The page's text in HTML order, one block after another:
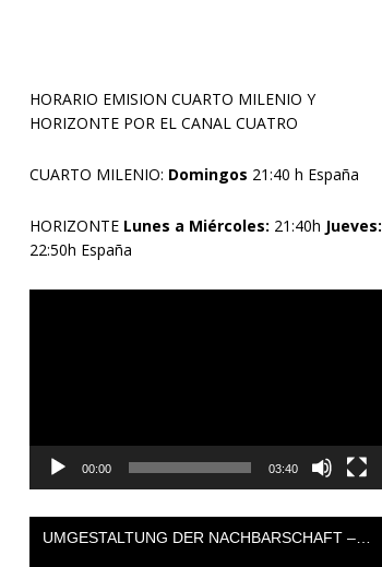
HORARIO EMISION CUARTO MILENIO Y
HORIZONTE POR EL CANAL CUATRO
CUARTO MILENIO: Domingos 21:40 h España
HORIZONTE Lunes a Miércoles: 21:40h Jueves:
22:50h España
00:00 03:40